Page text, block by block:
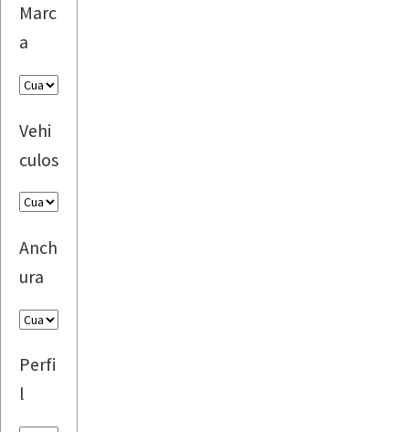
Marc
a
Vehi
culos
Anch
ura
Perfi
l